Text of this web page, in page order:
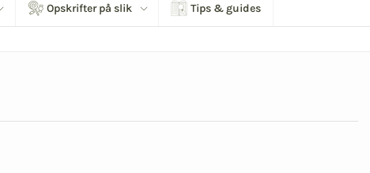
Opskrifter på slik Tips & guides